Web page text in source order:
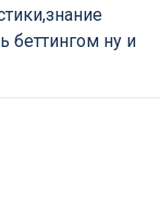
беттингом ну и